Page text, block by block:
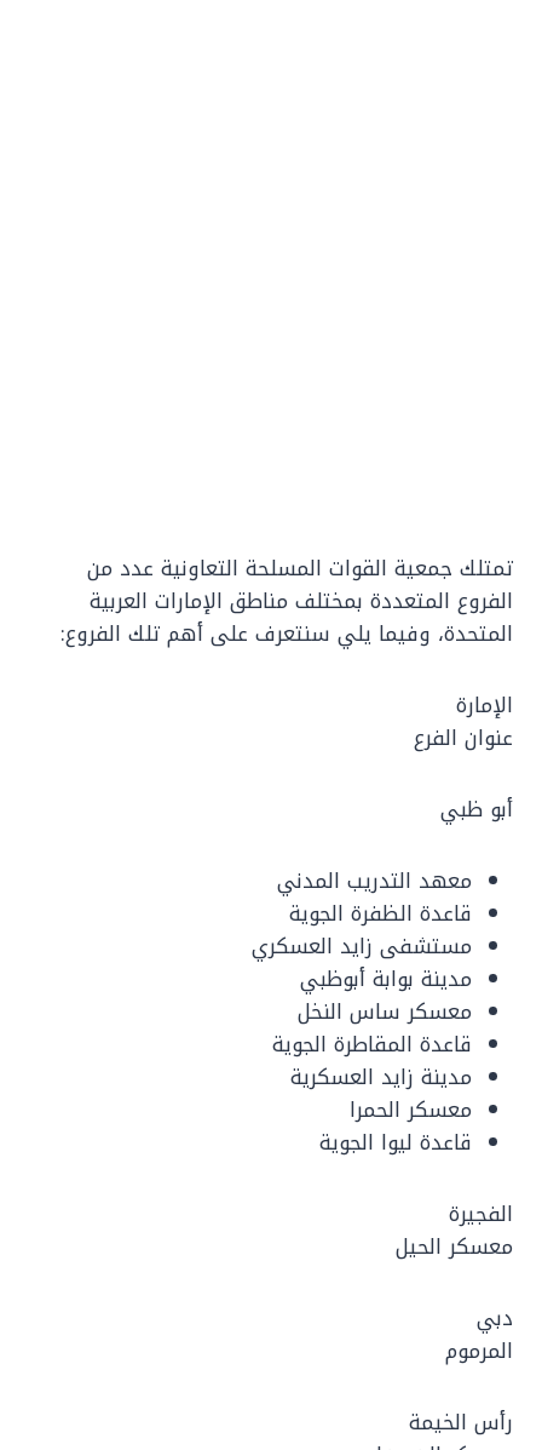
تمتلك جمعية القوات المسلحة التعاونية عدد من
الفروع المتعددة بمختلف مناطق الإمارات العربية
المتحدة، وفيما يلي سنتعرف على أهم تلك الفروع:
الإمارة
عنوان الفرع
أبو ظبي
معهد التدريب المدني
قاعدة الظفرة الجوية
مستشفى زايد العسكري
مدينة بوابة أبوظبي
معسكر ساس النخل
قاعدة المقاطرة الجوية
مدينة زايد العسكرية
معسكر الحمرا
قاعدة ليوا الجوية
الفجيرة
معسكر الحيل
دبي
المرموم
رأس الخيمة